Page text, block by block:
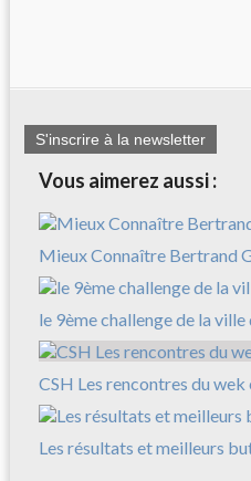
S'inscrire à la newsletter
Vous aimerez aussi :
Mieux Connaître Bertrand
le 9ème challenge de la
CSH Les rencontres du
Les résultats et meilleurs